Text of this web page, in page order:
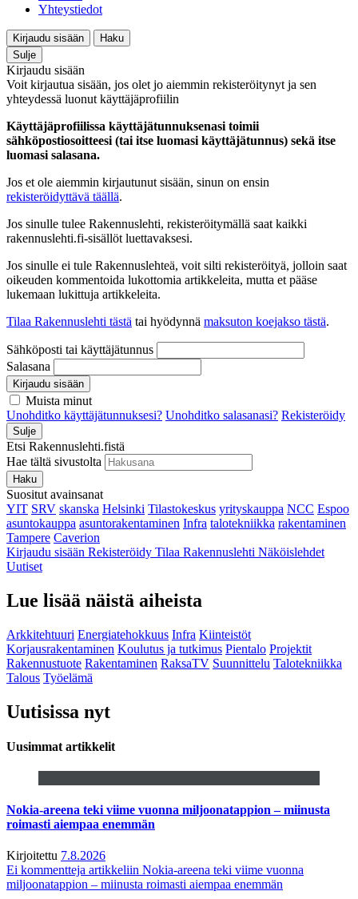
Yhteystiedot
Kirjaudu sisään
Haku
Sulje
Kirjaudu sisään
Voit kirjautua sisään, jos olet jo aiemmin rekisteröitynyt ja sen
yhteydessä luonut käyttäjäprofiilin
Käyttäjäprofiilissa käyttäjätunnuksenasi toimii
sähköpostiosoitteesi (tai itse luomasi käyttäjätunnus) sekä itse
luomasi salasana.
Jos et ole aiemmin kirjautunut sisään, sinun on ensin
rekisteröidyttävä täällä.
Jos sinulle tulee Rakennuslehti, rekisteröitymällä saat kaikki
rakennuslehti.fi-sisällöt luettavaksesi.
Jos sinulle ei tule Rakennuslehteä, voit silti rekisteröityä, jolloin saat
oikeuden kommentoida lukottomia artikkeleita, mutta et pääse
lukemaan lukittuja artikkeleita.
Tilaa Rakennuslehti tästä tai hyödynnä maksuton koejakso tästä.
Sähköposti tai käyttäjätunnus
Salasana
Kirjaudu sisään
Muista minut
Unohditko käyttäjätunnuksesi? Unohditko salasanasi? Rekisteröidy
Sulje
Etsi Rakennuslehti.fistä
Hae tältä sivustolta
Haku
Suositut avainsanat
YIT SRV skanska Helsinki Tilastokeskus yrityskauppa NCC Espoo
asuntokauppa asuntorakentaminen Infra talotekniikka rakentaminen
Tampere Caverion
Kirjaudu sisään Rekisteröidy Tilaa Rakennuslehti Näköislehdet
Uutiset
Lue lisää näistä aiheista
Arkkitehtuuri Energiatehokkuus Infra Kiinteistöt
Korjausrakentaminen Koulutus ja tutkimus Pientalo Projektit
Rakennustuote Rakentaminen RaksaTV Suunnittelu Talotekniikka
Talous Työelämä
Uutisissa nyt
Uusimmat artikkelit
Nokia-areena teki viime vuonna miljoonatappion – miinusta
roimasti aiempaa enemmän
Kirjoitettu 7.8.2026
Ei kommentteja artikkeliin Nokia-areena teki viime vuonna
miljoonatappion – miinusta roimasti aiempaa enemmän